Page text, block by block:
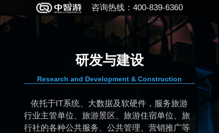
咨询热线：400-839-6360
& Construction
软硬件，服务旅游
旅游住宿单位、旅
管理、营销推广等
PLANNING &
为各级旅游主管单位
慧旅游的规划、设计、
目的地经营管理者从大